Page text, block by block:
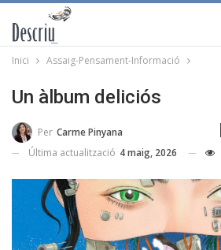
Inici Assaig-Pensament-Informació
Un àlbum deliciós
Per Carme Pinyana
Última actualització 4 maig, 2026